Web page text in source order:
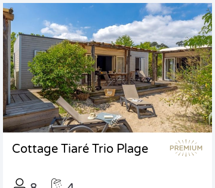
Cottage Tiaré Trio Plage